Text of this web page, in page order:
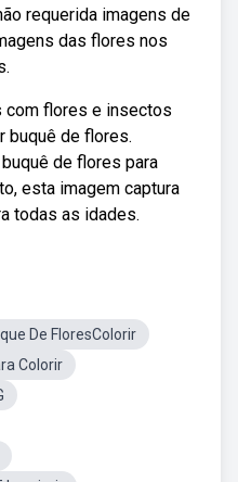
requerida imagens de
das flores nos
com flores e insectos
buquê de flores.
de flores para
esta imagem captura
todas as idades.
De FloresColorir
Colorir